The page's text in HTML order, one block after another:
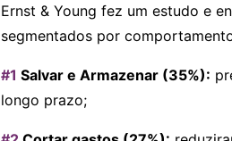
Ernst & Young fez um estudo e
segmentados por
#1 Salvar e Armazenar (35%):
longo prazo;